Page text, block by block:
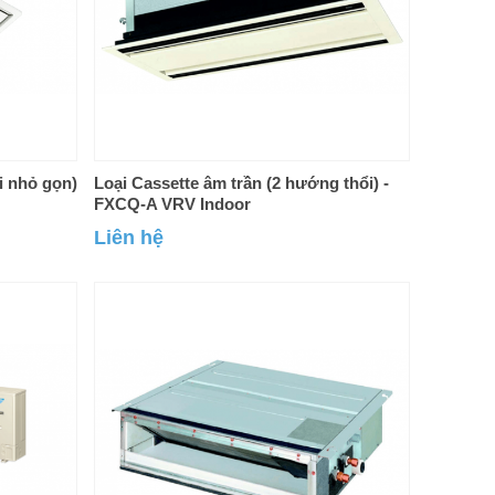
nhỏ gọn)
Loại Cassette âm trần (2 hướng thổi) -
FXCQ-A VRV Indoor
Liên hệ